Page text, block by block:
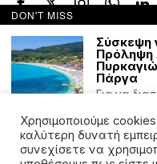
Powered with by
Χρησιμοποιούμε
καλύτερη δυνατή
συνεχίσετε να
DON'T MISS
Σύσκεψη
Πρόληψη
Πάργα
Για να
πρόληψη
πυρκαγιών
Κίνηση